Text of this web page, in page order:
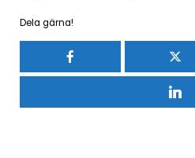
Dela gärna!